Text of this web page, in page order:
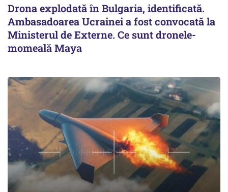
Drona explodată în Bulgaria, identificată.
Ambasadoarea Ucrainei a fost convocată la
Ministerul de Externe. Ce sunt dronele-
momeală Maya